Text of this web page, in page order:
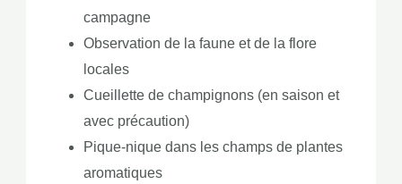
campagne
Observation de la faune et de la flore
locales
Cueillette de champignons (en saison et
avec précaution)
Pique-nique dans les champs de plantes
aromatiques